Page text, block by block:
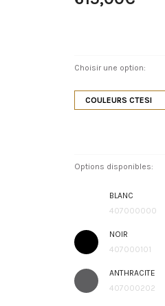
Choisir une option:
COULEURS CTESI
Options disponibles:
BLANC
407000000
NOIR
407000101
ANTHRACITE
407000202